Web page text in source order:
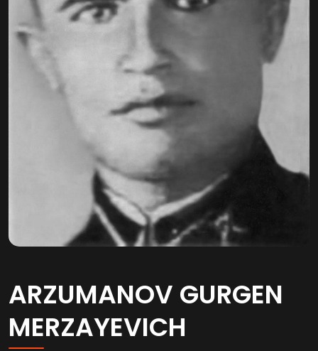
ARZUMANOV GURGEN
MERZAYEVICH